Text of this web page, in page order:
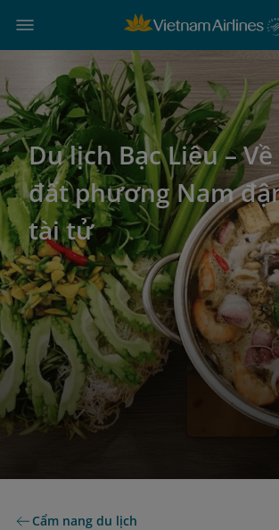
Du lịch Bạc Liêu –
đất phương Nam
tài tử
Cẩm nang du lịch